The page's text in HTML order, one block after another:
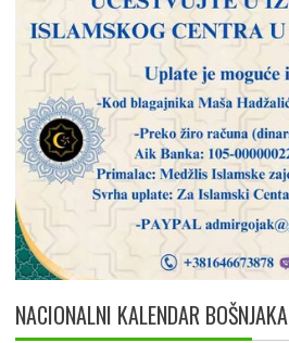
NACIONALNI KALENDAR BOŠNJAKA